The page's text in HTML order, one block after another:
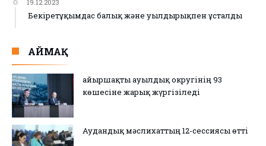
19.12.2023
Бекіретұқымдас балық және уылдырықпен ұсталды
АЙМАҚ
Қайыршақты ауылдық округінің 93
көшесіне жарық жүргізіледі
Аудандық мәслихаттың 12-сессиясы өтті